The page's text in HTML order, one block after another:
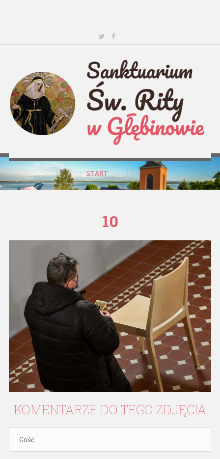
START | 10
10
KOMENTARZE DO TEGO ZDJĘCIA